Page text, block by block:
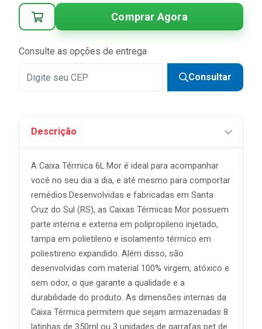
Comprar Agora
Consulte as opções de entrega
Consultar
Descrição
A Caixa Térmica 6L Mor é ideal para acompanhar
você no seu dia a dia, e até mesmo para comportar
remédios.Desenvolvidas e fabricadas em Santa
Cruz do Sul (RS), as Caixas Térmicas Mor possuem
parte interna e externa em polipropileno injetado,
tampa em polietileno e isolamento térmico em
poliestireno expandido. Além disso, são
desenvolvidas com material 100% virgem, atóxico e
sem odor, o que garante a qualidade e a
durabilidade do produto. As dimensões internas da
Caixa Térmica permitem que sejam armazenadas 8
latinhas de 350ml ou 3 unidades de garrafas pet de